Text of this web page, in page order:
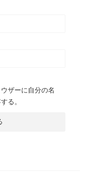
ザーに自分の名
る。